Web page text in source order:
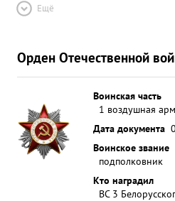
Ещё
Орден Отечественной
Воинская часть
1 воздушная
Дата документа
Воинское звание
подполковник
Кто наградил
ВС 3